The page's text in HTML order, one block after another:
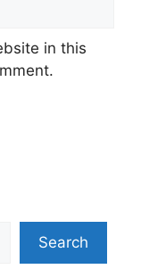
in this
Search